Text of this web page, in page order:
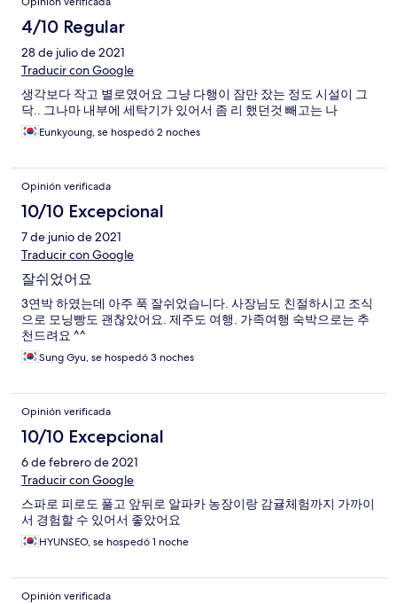
4/10 Regular
28 de julio de 2021
Traducir con Google
생각보다 작고 별로였어요 그냥 다행이 잠만 잤는 정도 시설이 그
닥.. 그나마 내부에 세탁기가 있어서 좀 리 했던것 빼고는 나
Eunkyoung, se hospedó 2 noches
Opinión verificada
10/10 Excepcional
7 de junio de 2021
Traducir con Google
잘쉬었어요
3연박 하였는데 아주 푹 잘쉬었습니다. 사장님도 친절하시고 조식
으로 모닝빵도 괜찮았어요. 제주도 여행. 가족여행 숙박으로는 추
천드려요 ^^
Sung Gyu, se hospedó 3 noches
Opinión verificada
10/10 Excepcional
6 de febrero de 2021
Traducir con Google
스파로 피로도 풀고 앞뒤로 알파카 농장이랑 감귤체험까지 가까이
서 경험할 수 있어서 좋았어요
HYUNSEO, se hospedó 1 noche
Opinión verificada